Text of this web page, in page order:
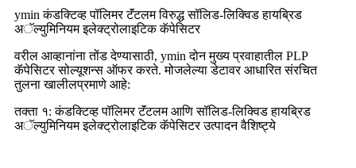
ymin कंडक्टिव्ह पॉलिमर टॅंटलम विरुद्ध सॉलिड-लिक्विड हायब्रिड
अॅल्युमिनियम इलेक्ट्रोलाइटिक कॅपेसिटर
वरील आव्हानांना तोंड देण्यासाठी, ymin दोन मुख्य प्रवाहातील PLP
कॅपेसिटर सोल्यूशन्स ऑफर करते. मोजलेल्या डेटावर आधारित संरचित
तुलना खालीलप्रमाणे आहे:
तक्ता १: कंडक्टिव्ह पॉलिमर टॅंटलम आणि सॉलिड-लिक्विड हायब्रिड
अॅल्युमिनियम इलेक्ट्रोलाइटिक कॅपेसिटर उत्पादन वैशिष्ट्ये